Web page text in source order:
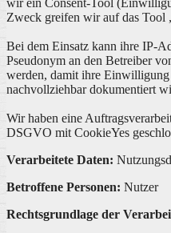
wir ein Consent-Tool
Zweck greifen wir auf das Tool
Bei dem Einsatz kann ihre IP-
Pseudonym an den Betreiber
werden, damit ihre
nachvollziehbar dokumentiert
Wir haben eine
DSGVO mit CookieYes
Verarbeitete Daten:
Betroffene Personen: Nutzer
Rechtsgrundlage der